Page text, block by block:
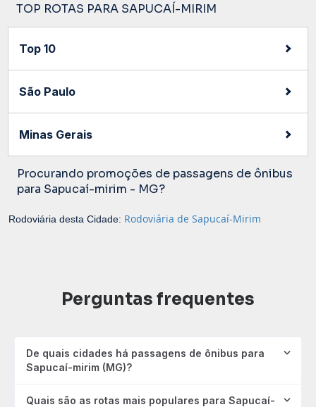
TOP ROTAS PARA SAPUCAÍ-MIRIM
Top 10
São Paulo
Minas Gerais
Procurando promoções de passagens de ônibus
para Sapucaí-mirim - MG?
Rodoviária desta Cidade: Rodoviária de Sapucaí-Mirim
Perguntas frequentes
De quais cidades há passagens de ônibus para
Sapucaí-mirim (MG)?
Quais são as rotas mais populares para Sapucaí-